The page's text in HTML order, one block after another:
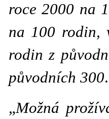
roce 2000 na
na 100 rodin,
rodin z
původních 300
„Možná